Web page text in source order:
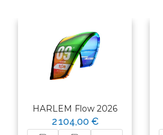
HARLEM Flow 2026
2 104,00 €